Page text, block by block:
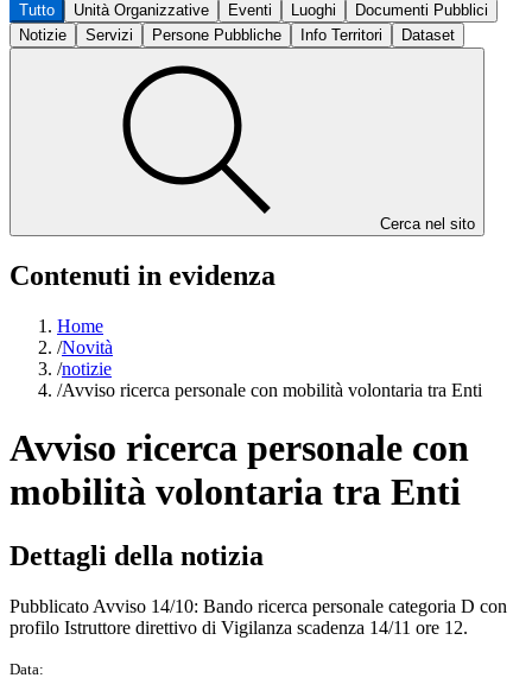
Tutto Unità Organizzative Eventi Luoghi
Documenti Pubblici
Notizie
Servizi Persone Pubbliche Info Territori Dataset
Cerca nel sito
Contenuti in evidenza
Home
/Novità
/notizie
/Avviso ricerca personale con mobilità volontaria tra Enti
Avviso ricerca personale con
mobilità volontaria tra Enti
Dettagli della notizia
Pubblicato Avviso 14/10: Bando ricerca personale categoria D con
profilo Istruttore direttivo di Vigilanza scadenza 14/11 ore 12.
Data: